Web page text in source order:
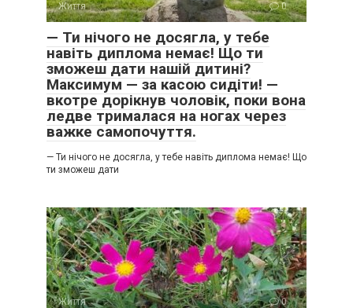
Життя 0
— Ти нічого не досягла, у тебе
навіть диплома немає! Що ти
зможеш дати нашій дитині?
Максимум — за касою сидіти! —
вкотре дорікнув чоловік, поки вона
ледве трималася на ногах через
важке самопочуття.
— Ти нічого не досягла, у тебе навіть диплома немає! Що
ти зможеш дати
Життя 0